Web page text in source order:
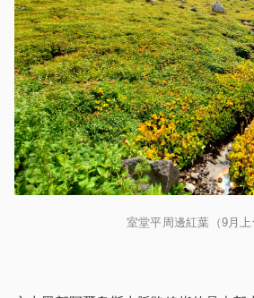
室堂平周邊紅葉（9月上